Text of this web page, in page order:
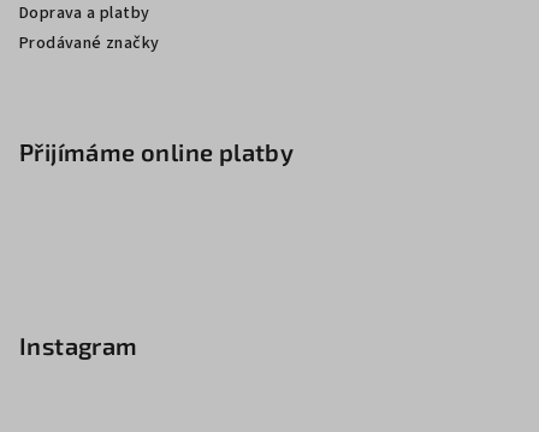
Doprava a platby
Prodávané značky
Přijímáme online platby
Instagram